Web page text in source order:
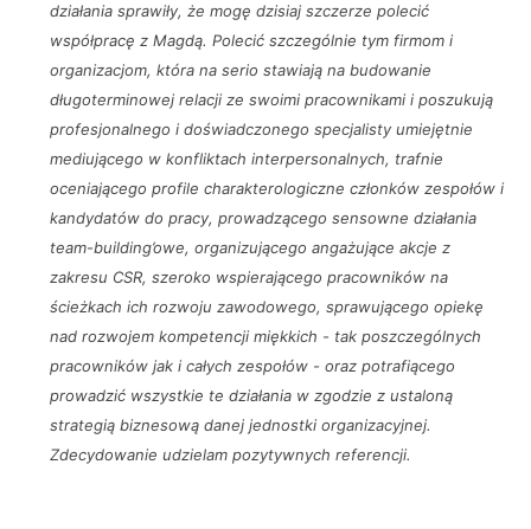
działania sprawiły, że mogę dzisiaj szczerze polecić
współpracę z Magdą. Polecić szczególnie tym firmom i
organizacjom, która na serio stawiają na budowanie
długoterminowej relacji ze swoimi pracownikami i poszukują
profesjonalnego i doświadczonego specjalisty umiejętnie
mediującego w konfliktach interpersonalnych, trafnie
oceniającego profile charakterologiczne członków zespołów i
kandydatów do pracy, prowadzącego sensowne działania
team-building’owe, organizującego angażujące akcje z
zakresu CSR, szeroko wspierającego pracowników na
ścieżkach ich rozwoju zawodowego, sprawującego opiekę
nad rozwojem kompetencji miękkich - tak poszczególnych
pracowników jak i całych zespołów - oraz potrafiącego
prowadzić wszystkie te działania w zgodzie z ustaloną
strategią biznesową danej jednostki organizacyjnej.
Zdecydowanie udzielam pozytywnych referencji.